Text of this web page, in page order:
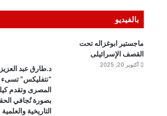
بالفيديو
ماجستير ابوغزاله تحت
القصف الإسرائيلى
أكتوبر 20, 2025
د.طارق عبد
“نتفليكس” تسىء
المصرى وتقدم
بصورة تُجافي
التاريخية والعلمية